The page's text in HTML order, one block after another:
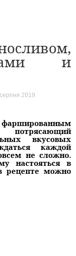
и
2019
потрясающий
вкусовых
каждой
не сложно.
настояться в
рецепте можно